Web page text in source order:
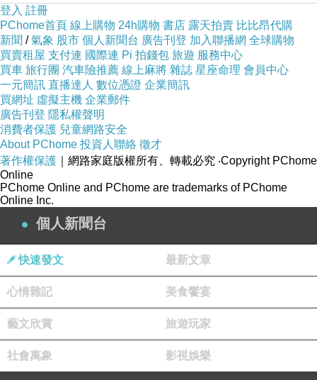
「林伊，是我。」
那個人開口了，沉穩的聲音有一股說不出的熟悉
感，林伊聽過。
過了幾十秒，林伊的視力慢慢回來了，他慢慢看
清白光裡的人。
然後心臟漏跳了好幾拍。
「朱……朱亨道山長？」
終於啊！長久以來的等待，朱山長終於出現了！
他的想法沒有錯，他一個人的念力是叫不出朱山
登入 註冊
PChome首頁 線上購物 24h購物 書店 露天拍賣 比比昂代購
新聞 /氣象 股市 個人新聞台 廣告刊登 加入聯播網 全球購物
買賣租屋 支付連 國際連 Pi 拍錢包 旅遊 服務中心
買車 旅行團 汽車險推薦 線上麻將 雜誌 星座命理 會員中心
一元簡訊 直播達人 數位憑證 企業簡訊
買網址 虛擬主機 企業郵件
廣告刊登 隱私權聲明
消費者保護 兒童網路安全
About PChome 投資人聯絡 徵才
著作權保護 ｜網路家庭版權所有、轉載必究 ‧Copyright PChome
Online
PChome Online and PChome are trademarks of PChome
Online Inc.
個人新聞台
快速發文 最新文章
心情雜記 美食饗宴
藝文欣賞 旅遊玩家
社會萬象 影視娛樂